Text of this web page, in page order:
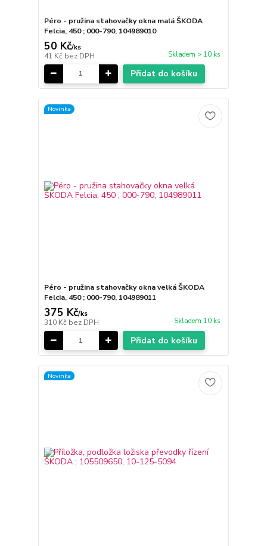
Péro - pružina stahovačky okna malá ŠKODA
Felcia, 450 ; 000-790, 104989010
50 Kč/ks
41 Kč bez DPH Skladem > 10 ks
Přidat do košíku
Novinka
Péro - pružina stahovačky okna velká ŠKODA
Felcia, 450 ; 000-790, 104989011
375 Kč/ks
310 Kč bez DPH Skladem 10 ks
Přidat do košíku
Novinka